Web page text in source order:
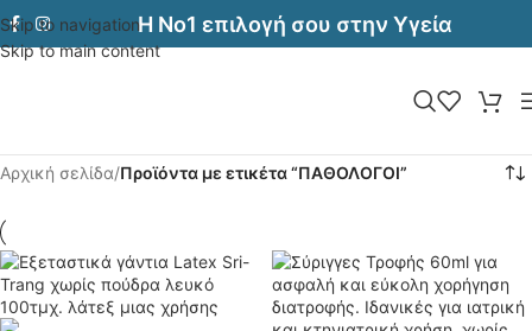
Skip to navigation
Skip to main content
Η Νο1 επιλογή σου στην Υγεία
Αρχική σελίδα/Προϊόντα με ετικέτα “ΠΑΘΟΛΟΓΟΙ”